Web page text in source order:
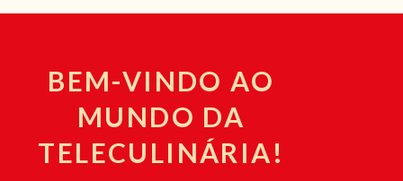
BEM-VINDO AO
MUNDO DA
TELECULINÁRIA!